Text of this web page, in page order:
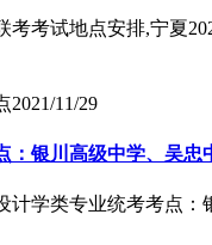
考考试地点安排,宁夏
2021/11/29
：银川高级中学、吴忠
计学类专业统考考点